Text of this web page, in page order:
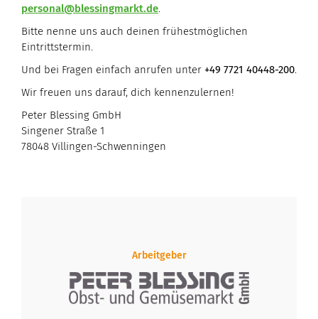
personal@blessingmarkt.de.
Bitte nenne uns auch deinen frühestmöglichen
Eintrittstermin.
Und bei Fragen einfach anrufen unter +49 7721 40448-200.
Wir freuen uns darauf, dich kennenzulernen!
Peter Blessing GmbH
Singener Straße 1
78048 Villingen-Schwenningen
Arbeitgeber